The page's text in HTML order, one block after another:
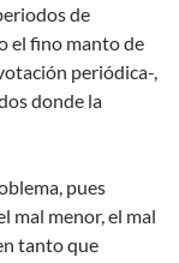
de
el fino manto de
periódica-,
donde la
pues
mal menor, el mal
tanto que